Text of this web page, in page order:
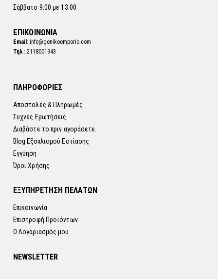
Σάββατο 9:00 με 13:00
ΕΠΙΚΟΙΝΩΝΙΑ
Email : info@genikoemporio.com
Τηλ.: 2118001943
ΠΛΗΡΟΦΟΡΙΕΣ
Αποστολές & Πληρωμές
Συχνές Ερωτήσεις
Διαβάστε το πριν αγοράσετε.
Blog Εξοπλισμού Εστίασης
Εγγύηση
Όροι Χρήσης
ΕΞΥΠΗΡΕΤΗΣΗ ΠΕΛΑΤΩΝ
Επικοινωνία
Επιστροφή Προϊόντων
Ο Λογαριασμός μου
NEWSLETTER